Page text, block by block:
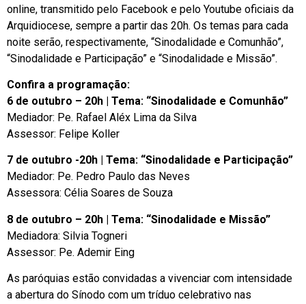
online, transmitido pelo Facebook e pelo Youtube oficiais da
Arquidiocese, sempre a partir das 20h. Os temas para cada
noite serão, respectivamente, “Sinodalidade e Comunhão”,
“Sinodalidade e Participação” e “Sinodalidade e Missão”.
Confira a programação:
6 de outubro – 20h | Tema: “Sinodalidade e Comunhão”
Mediador: Pe. Rafael Aléx Lima da Silva
Assessor: Felipe Koller
7 de outubro -20h | Tema: “Sinodalidade e Participação”
Mediador: Pe. Pedro Paulo das Neves
Assessora: Célia Soares de Souza
8 de outubro – 20h | Tema: “Sinodalidade e Missão”
Mediadora: Silvia Togneri
Assessor: Pe. Ademir Eing
As paróquias estão convidadas a vivenciar com intensidade
a abertura do Sínodo com um tríduo celebrativo nas